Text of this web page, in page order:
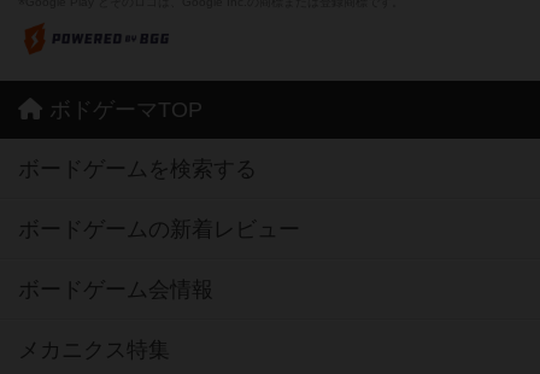
ボドゲーマTOP
ボードゲームを検索する
ボードゲームの新着レビュー
ボードゲーム会情報
メカニクス特集